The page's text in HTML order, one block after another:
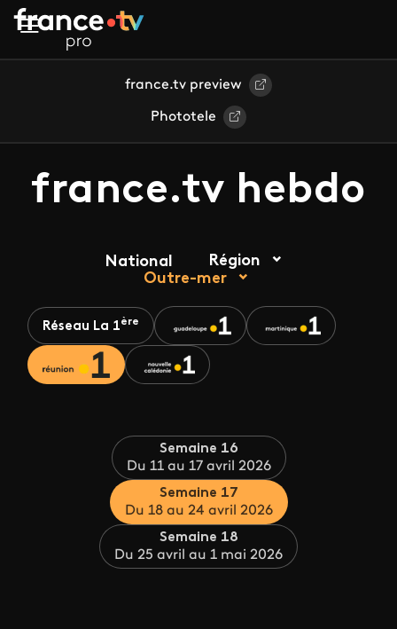
Aller au contenu principal
france.tv preview
Phototele
france.tv hebdo
National
Région
Outre-mer
Réseau La 1ère
Semaine 16
Du 11 au 17 avril 2026
Semaine 17
Du 18 au 24 avril 2026
Semaine 18
Du 25 avril au 1 mai 2026